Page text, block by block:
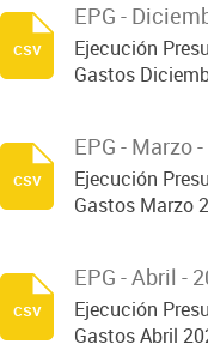
EPG -
Ejecución
Gastos
csv
EPG - Marzo
Ejecución
Gastos Marzo
csv
EPG - Abril -
Ejecución
Gastos Abril
csv